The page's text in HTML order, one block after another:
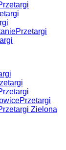
Przetargi
Przetargi
Zielona